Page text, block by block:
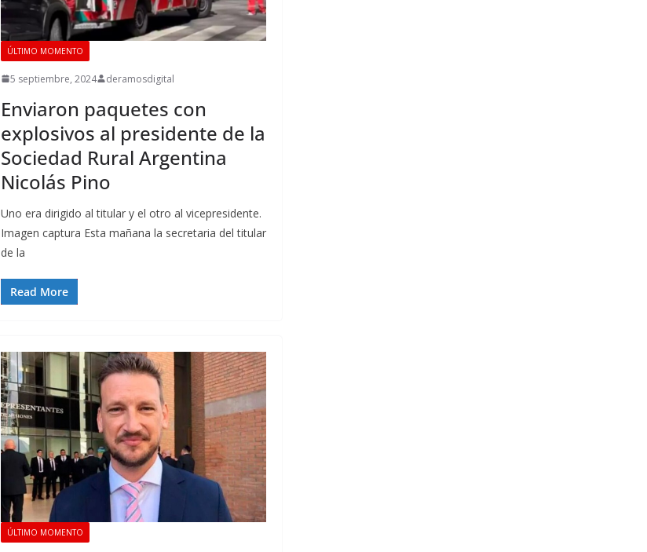
ÚLTIMO MOMENTO
5 septiembre, 2024 deramosdigital
Enviaron paquetes con
explosivos al presidente de la
Sociedad Rural Argentina
Nicolás Pino
Uno era dirigido al titular y el otro al vicepresidente.
Imagen captura Esta mañana la secretaria del titular
de la
Read More
ÚLTIMO MOMENTO